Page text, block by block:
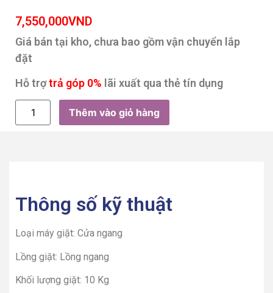
7,550,000VND
Giá bán tại kho, chưa bao gồm vận chuyển lắp
đặt
Hỗ trợtrả góp 0% lãi xuất qua thẻ tín dụng
Thêm vào giỏ hàng
Thông số kỹ thuật
Loại máy giặt: Cửa ngang
Lồng giặt: Lồng ngang
Khối lượng giặt: 10 Kg